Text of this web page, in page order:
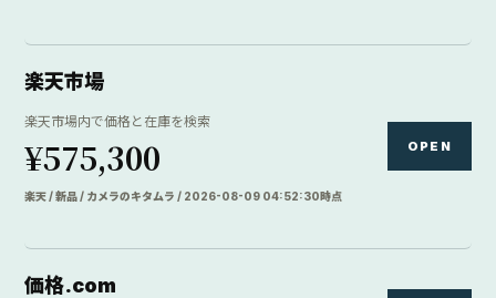
楽天市場
楽天市場内で価格と在庫を検索
¥575,300
楽天 / 新品 / カメラのキタムラ / 2026-08-09 04:52:30時点
OPEN
価格.com